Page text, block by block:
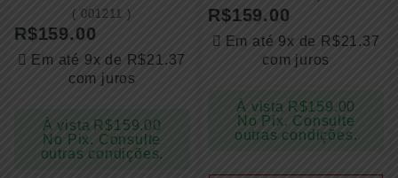
( 001211 )
R$159.00
Em até 9x de R$21.37
com juros
À vista R$159.00
No Pix. Consulte
outras condições.
R$159.00
Em até 9x de R$21.37
com juros
À vista R$159.00
No Pix. Consulte
outras condições.